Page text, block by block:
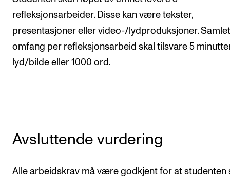
refleksjonsarbeider. Disse kan være tekster,
presentasjoner eller video-/lydproduksjoner. Samlet
omfang per refleksjonsarbeid skal tilsvare 5
lyd/bilde eller 1000 ord.
Avsluttende vurdering
Alle arbeidskrav må være godkjent for at studenten